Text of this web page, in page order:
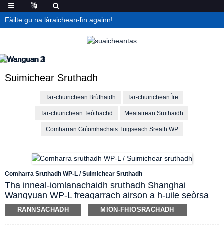
Fàilte gu na làraichean-lìn againn!
Suimichear Sruthadh
Tar-chuirichean Brùthaidh Tar-chuirichean Ìre
Tar-chuirichean Teòthachd Meatairean Sruthaidh
Comharran Gnìomhachais Tuigseach Sreath WP
Comharra Sruthadh WP-L / Suimichear Sruthadh
Tha inneal-iomlanachaidh sruthadh Shanghai
Wangyuan WP-L freagarrach airson a h-uile seòrsa
lionntan, smùid, gas coitcheann agus mar sin air
adhart a thomhas. Chaidh an ionnsramaid seo a
RANNSACHADH MION-FHIOSRACHADH